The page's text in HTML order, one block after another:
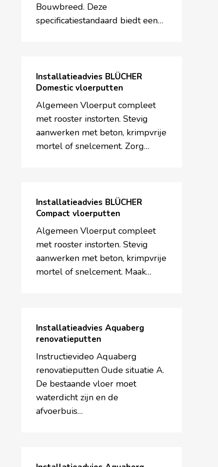
Bouwbreed. Deze
specificatiestandaard biedt een…
BLÜCHER
Domestic
vloerputten
Installatieadvies BLÜCHER
Domestic vloerputten
Algemeen Vloerput compleet
met rooster instorten. Stevig
aanwerken met beton, krimpvrije
mortel of snelcement. Zorg…
BLÜCHER
Compact
vloerputten
Installatieadvies BLÜCHER
Compact vloerputten
Algemeen Vloerput compleet
met rooster instorten. Stevig
aanwerken met beton, krimpvrije
mortel of snelcement. Maak…
Aquaberg
renovatieputten
Installatieadvies Aquaberg
renovatieputten
Instructievideo Aquaberg
renovatieputten Oude situatie A.
De bestaande vloer moet
waterdicht zijn en de
afvoerbuis…